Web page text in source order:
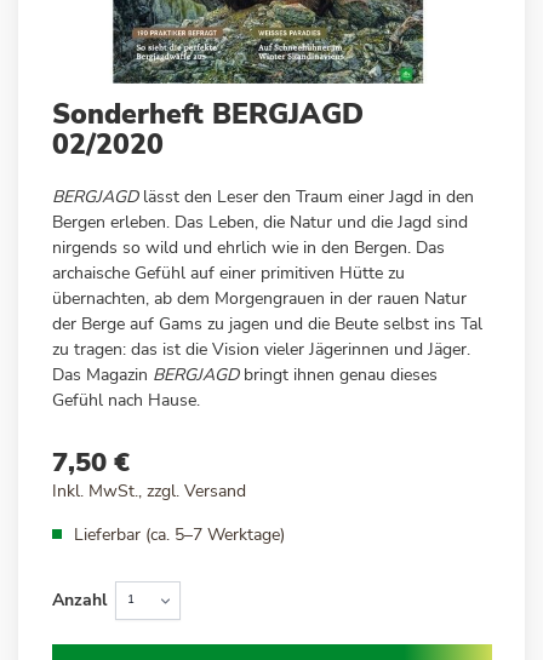
Anfang
der
springen
Sonderheft BERGJAGD
02/2020
BERGJAGDlässt den Leser den Traum einer Jagd in den
Bergen erleben. Das Leben, die Natur und die Jagd sind
nirgends so wild und ehrlich wie in den Bergen. Das
archaische Gefühl auf einer primitiven Hütte zu
übernachten, ab dem Morgengrauen in der rauen Natur
der Berge auf Gams zu jagen und die Beute selbst ins Tal
zu tragen: das ist die Vision vieler Jägerinnen und Jäger.
Das Magazin BERGJAGDbringt ihnen genau dieses
Gefühl nach Hause.
7,50 €
Inkl. MwSt., zzgl. Versand
Lieferbar (ca. 5–7 Werktage)
Anzahl